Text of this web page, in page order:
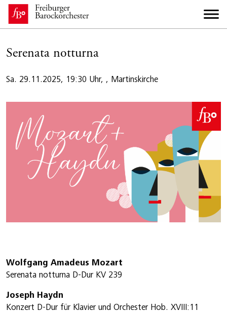
Serenata notturna
Sa. 29.11.2025, 19:30 Uhr, , Martinskirche
Wolfgang Amadeus Mozart
Serenata notturna D-Dur KV 239
Joseph Haydn
Konzert D-Dur für Klavier und Orchester Hob. XVIII:11